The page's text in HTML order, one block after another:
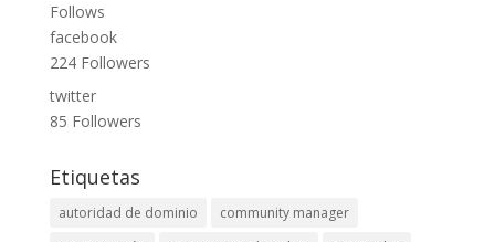
Follows
facebook
224 Followers
twitter
85 Followers
Etiquetas
autoridad de dominio
community manager